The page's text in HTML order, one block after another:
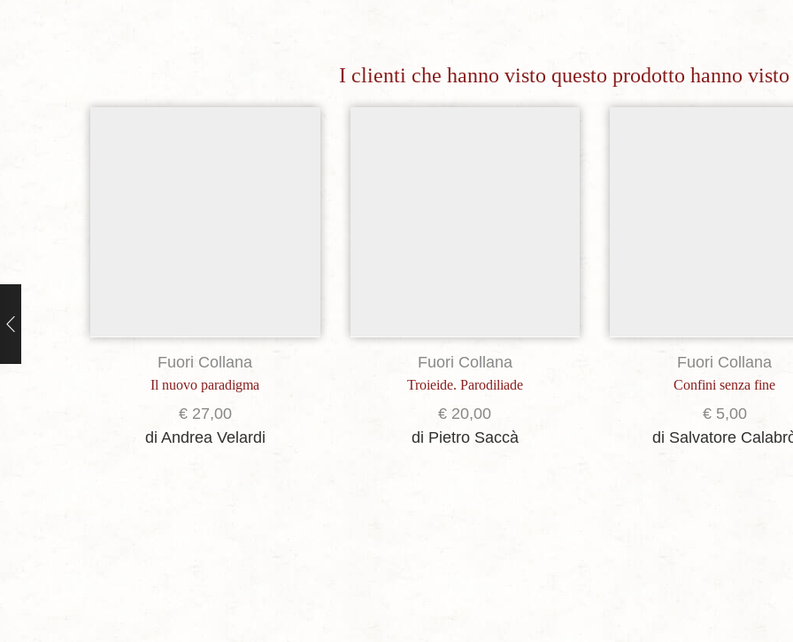
I clienti che hanno visto questo prodotto hanno visto
Fuori Collana
Il nuovo paradigma
€27,00
di Andrea Velardi
Fuori Collana
Troieide. Parodiliade
€ 20,00
di Pietro Saccà
Fuori Collana
Confini senza fine
€5,00
di Salvatore